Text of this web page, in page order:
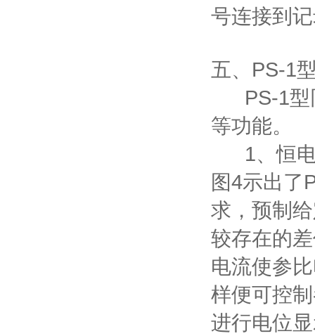
号连接到
五、PS-1
PS-1型
等功能。
1、恒电
图4示出了
求，预制
较存在的
电流使参
样便可控
进行电位